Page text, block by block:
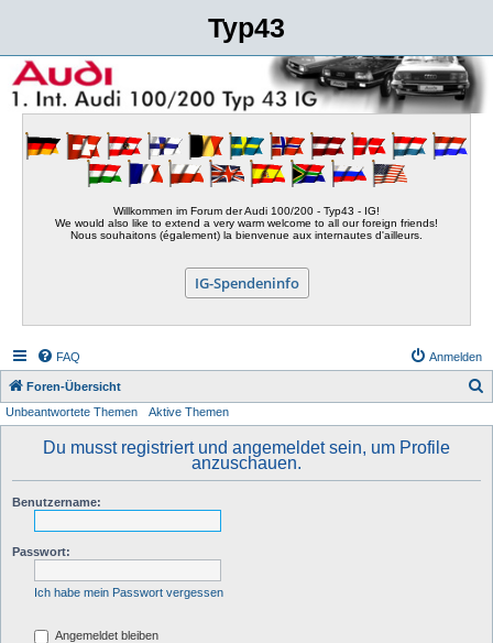
Typ43
Willkommen im Forum der Audi 100/200 - Typ43 - IG!
We would also like to extend a very warm welcome to all our foreign friends!
Nous souhaitons (également) la bienvenue aux internautes d'ailleurs.
IG-Spendeninfo
FAQ Anmelden
Foren-Übersicht
Unbeantwortete Themen Aktive Themen
Du musst registriert und angemeldet sein, um Profile
anzuschauen.
Benutzername:
Passwort:
Ich habe mein Passwort vergessen
Angemeldet bleiben